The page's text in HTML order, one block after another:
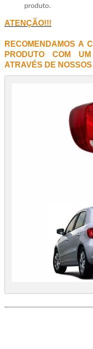
produto.
ATENÇÃO!!!
RECOMENDAMOS A
PRODUTO COM
ATRAVÉS DE